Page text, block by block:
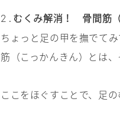
2. むくみ解消！ 骨間筋
ちょっと足の甲を撫でて
筋（こっかんきん）とは
ここをほぐすことで、足